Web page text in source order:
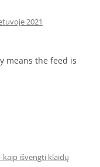
2021
means the feed is
kaip išvengti klaidų